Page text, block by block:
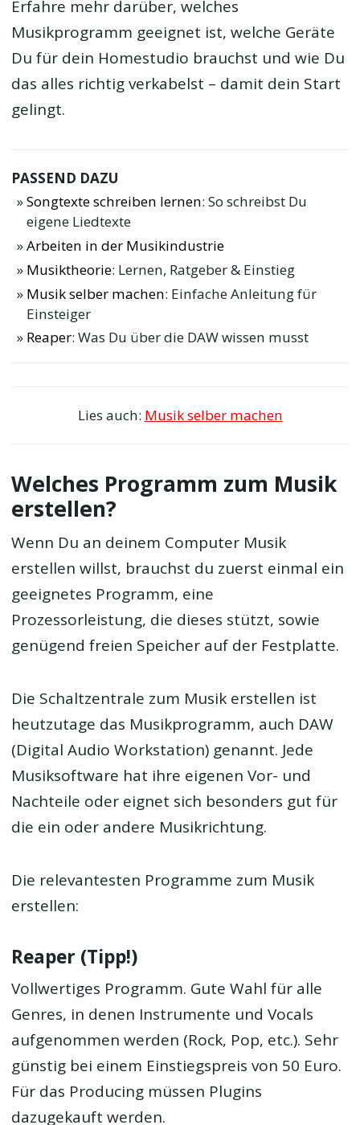
Erfahre mehr darüber, welches
Musikprogramm geeignet ist, welche Geräte
Du für dein Homestudio brauchst und wie Du
das alles richtig verkabelst – damit dein Start
gelingt.
PASSEND DAZU
Songtexte schreiben lernen: So schreibst Du
eigene Liedtexte
Arbeiten in der Musikindustrie
Musiktheorie: Lernen, Ratgeber & Einstieg
Musik selber machen: Einfache Anleitung für
Einsteiger
Reaper: Was Du über die DAW wissen musst
Lies auch: Musik selber machen
Welches Programm zum Musik
erstellen?
Wenn Du an deinem Computer Musik
erstellen willst, brauchst du zuerst einmal ein
geeignetes Programm, eine
Prozessorleistung, die dieses stützt, sowie
genügend freien Speicher auf der Festplatte.
Die Schaltzentrale zum Musik erstellen ist
heutzutage das Musikprogramm, auch DAW
(Digital Audio Workstation) genannt. Jede
Musiksoftware hat ihre eigenen Vor- und
Nachteile oder eignet sich besonders gut für
die ein oder andere Musikrichtung.
Die relevantesten Programme zum Musik
erstellen:
Reaper (Tipp!)
Vollwertiges Programm. Gute Wahl für alle
Genres, in denen Instrumente und Vocals
aufgenommen werden (Rock, Pop, etc.). Sehr
günstig bei einem Einstiegspreis von 50 Euro.
Für das Producing müssen Plugins
dazugekauft werden.